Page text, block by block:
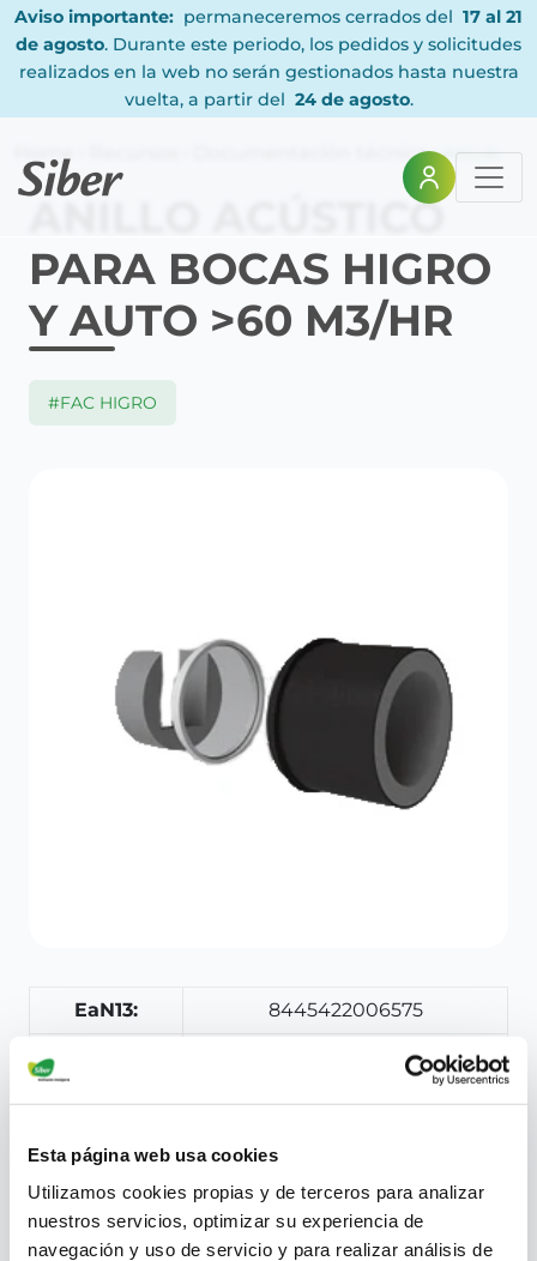
Esta página web usa cookies
Utilizamos cookies propias y de terceros para analizar
nuestros servicios, optimizar su experiencia de
navegación y uso de servicio y para realizar análisis de
Aviso importante: permaneceremos cerrados del 17 al 21
de agosto. Durante este periodo, los pedidos y solicitudes
realizados en la web no serán gestionados hasta nuestra
vuelta, a partir del 24 de agosto.
Home Documentación técnica Articulo
ANILLO ACÚSTICO
PARA BOCAS HIGRO
Y AUTO >60 M3/HR
#FAC HIGRO
EaN13: 8445422006575
18445422006572
PVP: €
Anillo Acústico para acentuar el Aislamiento Acústico de
las Bocas. Accesorio exterior de Polietileno